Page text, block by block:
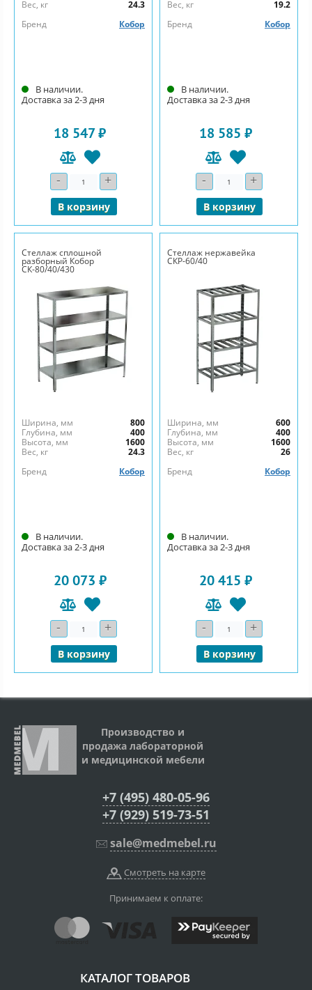
Вес, кг
24.3
Бренд
Кобор
В наличии.
Доставка за 2-3 дня
18 547 ₽
- Количество+
В корзину
Вес, кг
19.2
Бренд
Кобор
В наличии.
Доставка за 2-3 дня
18 585 ₽
- Количество+
В корзину
Стеллаж сплошной
разборный Кобор
СК-80/40/430
Ширина, мм
800
Глубина, мм
400
Высота, мм
1600
Вес, кг
24.3
Бренд
Кобор
В наличии.
Доставка за 2-3 дня
20 073 ₽
- Количество+
В корзину
Стеллаж нержавейка
СКР-60/40
Ширина, мм
600
Глубина, мм
400
Высота, мм
1600
Вес, кг
26
Бренд
Кобор
В наличии.
Доставка за 2-3 дня
20 415 ₽
- Количество+
В корзину
Производство и
продажа лабораторной
и медицинской мебели
+7 (495) 480-05-96
+7 (929) 519-73-51
sale@medmebel.ru
Смотреть на карте
Принимаем к оплате:
КАТАЛОГ ТОВАРОВ